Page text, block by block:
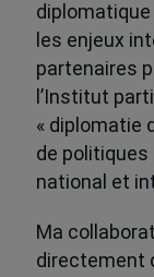
les enjeux
partenaires
l’Institut
« diplomatie
de politiques
national et
Ma
directement